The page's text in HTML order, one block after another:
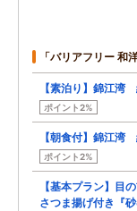
「バリアフリー 和
【素泊り】錦江湾
ポイント2%
【朝食付】錦江湾
ポイント2%
【基本プラン】目
さつま揚げ付き『砂